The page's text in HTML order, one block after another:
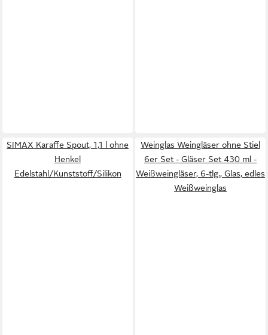
SIMAX Karaffe Spout, 1,1 l ohne
Henkel
Edelstahl/Kunststoff/Silikon
Weinglas Weingläser ohne Stiel
6er Set - Gläser Set 430 ml -
Weißweingläser, 6-tlg., Glas, edles
Weißweinglas